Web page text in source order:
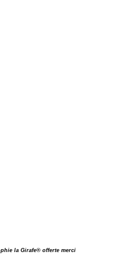
la Girafe® offerte merci